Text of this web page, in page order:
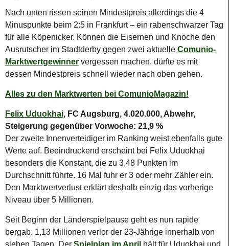
Nach unten rissen seinen Mindestpreis allerdings die 4
Minuspunkte beim 2:5 in Frankfurt – ein rabenschwarzer Tag
für alle Köpenicker. Können die Eisernen und Knoche den
Ausrutscher im Stadtderby gegen zwei aktuelle Comunio-
Marktwertgewinner vergessen machen, dürfte es mit
dessen Mindestpreis schnell wieder nach oben gehen.
Alles zu den Marktwerten bei ComunioMagazin!
Felix Uduokhai, FC Augsburg, 4.020.000, Abwehr,
Steigerung gegenüber Vorwoche: 21,9 %
Der zweite Innenverteidiger im Ranking weist ebenfalls gute
Werte auf. Beeindruckend erscheint bei Felix Uduokhai
besonders die Konstant, die zu 3,48 Punkten im
Durchschnitt führte. 16 Mal fuhr er 3 oder mehr Zähler ein.
Den Marktwertverlust erklärt deshalb einzig das vorherige
Niveau über 5 Millionen.
Seit Beginn der Länderspielpause geht es nun rapide
bergab. 1,13 Millionen verlor der 23-Jährige innerhalb von